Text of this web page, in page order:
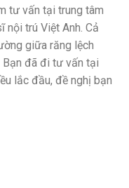
tư vấn tại trung tâm
nội trú Việt Anh. Cả
giữa răng lệch
Bạn đã đi tư vấn tại
lắc đầu, đề nghị bạn